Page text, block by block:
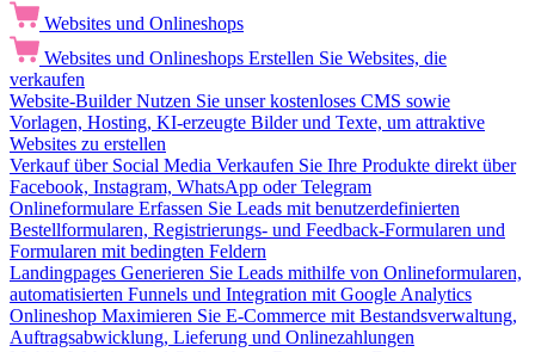
Websites und Onlineshops
Websites und Onlineshops Erstellen Sie Websites, die
verkaufen
Website-Builder Nutzen Sie unser kostenloses CMS sowie
Vorlagen, Hosting, KI-erzeugte Bilder und Texte, um attraktive
Websites zu erstellen
Verkauf über Social Media Verkaufen Sie Ihre Produkte direkt über
Facebook, Instagram, WhatsApp oder Telegram
Onlineformulare Erfassen Sie Leads mit benutzerdefinierten
Bestellformularen, Registrierungs- und Feedback-Formularen und
Formularen mit bedingten Feldern
Landingpages Generieren Sie Leads mithilfe von Onlineformularen,
automatisierten Funnels und Integration mit Google Analytics
Onlineshop Maximieren Sie E-Commerce mit Bestandsverwaltung,
Auftragsabwicklung, Lieferung und Onlinezahlungen